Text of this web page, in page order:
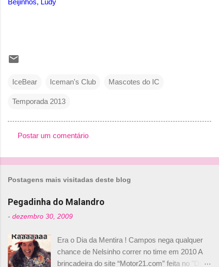
IceBear Iceman's Club Mascotes do IC
Temporada 2013
o
n
t
r
i
Postar um comentário
Postagens mais visitadas deste blog
Pegadinha do Malandro
- dezembro 30, 2009
Era o Dia da Mentira ! Campos nega qualquer
chance de Nelsinho correr no time em 2010 A
brincadeira do site “Motor21.com” feita no "Día